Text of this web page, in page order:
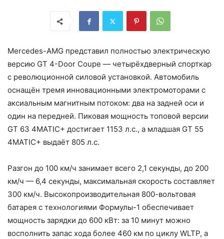
Mercedes-AMG представил полностью электрическую
версию GT 4-Door Coupe — четырёхдверный спорткар
с революционной силовой установкой. Автомобиль
оснащён тремя инновационными электромоторами с
аксиальным магнитным потоком: два на задней оси и
один на передней. Пиковая мощность топовой версии
GT 63 4MATIC+ достигает 1153 л.с., а младшая GT 55
4MATIC+ выдаёт 805 л.с.
Разгон до 100 км/ч занимает всего 2,1 секунды, до 200
км/ч — 6,4 секунды, максимальная скорость составляет
300 км/ч. Высокопроизводительная 800-вольтовая
батарея с технологиями Формулы-1 обеспечивает
мощность зарядки до 600 кВт: за 10 минут можно
восполнить запас хода более 460 км по циклу WLTP, а